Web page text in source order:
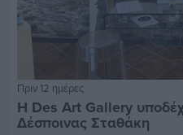
Πριν 12 ημέρες
Η Des Art Gallery
Δέσποινας Σταθάκη